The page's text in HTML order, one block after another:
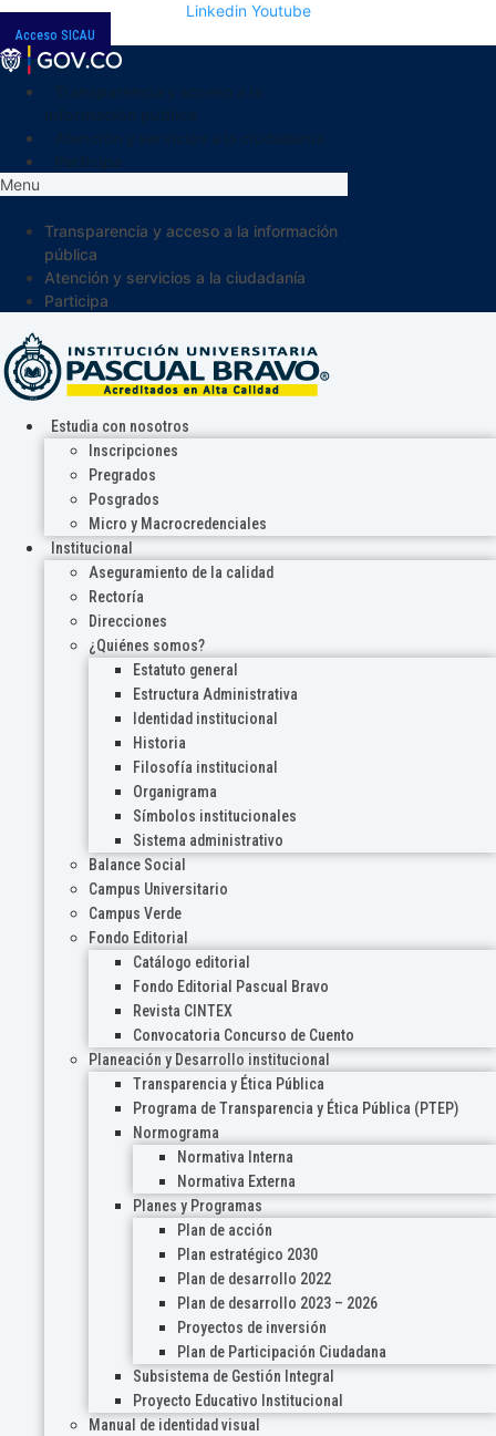
Linkedin Youtube
Acceso SICAU
Menu
Transparencia y acceso a la información
pública
Atención y servicios a la ciudadanía
Participa
Estudia con nosotros
Inscripciones
Pregrados
Posgrados
Micro y Macrocredenciales
Institucional
Aseguramiento de la calidad
Rectoría
Direcciones
¿Quiénes somos?
Estatuto general
Estructura Administrativa
Identidad institucional
Historia
Filosofía institucional
Organigrama
Símbolos institucionales
Sistema administrativo
Balance Social
Campus Universitario
Campus Verde
Fondo Editorial
Catálogo editorial
Fondo Editorial Pascual Bravo
Revista CINTEX
Convocatoria Concurso de Cuento
Planeación y Desarrollo institucional
Transparencia y Ética Pública
Programa de Transparencia y Ética Pública (PTEP)
Normograma
Normativa Interna
Normativa Externa
Planes y Programas
Plan de acción
Plan estratégico 2030
Plan de desarrollo 2022
Plan de desarrollo 2023 – 2026
Proyectos de inversión
Plan de Participación Ciudadana
Subsistema de Gestión Integral
Proyecto Educativo Institucional
Manual de identidad visual